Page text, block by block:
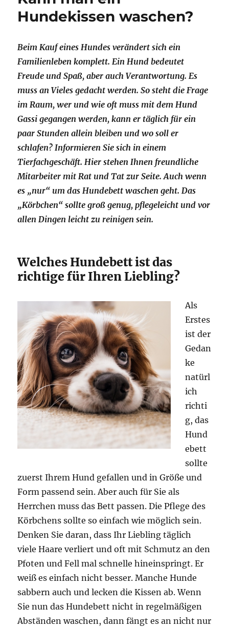
Hundekissen waschen?
Beim Kauf eines Hundes verändert sich ein
Familienleben komplett. Ein Hund bedeutet
Freude und Spaß, aber auch Verantwortung. Es
muss an Vieles gedacht werden. So steht die Frage
im Raum, wer und wie oft muss mit dem Hund
Gassi gegangen werden, kann er täglich für ein
paar Stunden allein bleiben und wo soll er
schlafen? Informieren Sie sich in einem
Tierfachgeschäft. Hier stehen Ihnen freundliche
Mitarbeiter mit Rat und Tat zur Seite. Auch wenn
es „nur“ um das Hundebett waschen geht. Das
„Körbchen“ sollte groß genug, pflegeleicht und vor
allen Dingen leicht zu reinigen sein.
Welches Hundebett ist das
richtige für Ihren Liebling?
Als
Erstes
ist der
Gedan
ke
natürl
ich
richti
g, das
Hund
ebett
sollte
zuerst Ihrem Hund gefallen und in Größe und
Form passend sein. Aber auch für Sie als
Herrchen muss das Bett passen. Die Pflege des
Körbchens sollte so einfach wie möglich sein.
Denken Sie daran, dass Ihr Liebling täglich
viele Haare verliert und oft mit Schmutz an den
Pfoten und Fell mal schnelle hineinspringt. Er
weiß es einfach nicht besser. Manche Hunde
sabbern auch und lecken die Kissen ab. Wenn
Sie nun das Hundebett nicht in regelmäßigen
Abständen waschen, dann fängt es an nicht nur